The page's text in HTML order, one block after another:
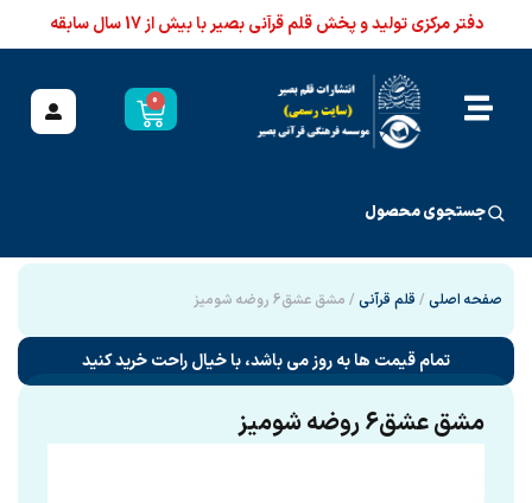
دفتر مرکزی تولید و پخش قلم قرآنی بصیر با بیش از 17 سال سابقه
0
جستجوی محصول
صفحه اصلی / قلم قرآنی / مشق عشق6 روضه شومیز
تمام قیمت ها به روز می باشد، با خیال راحت خرید کنید
مشق عشق6 روضه شومیز